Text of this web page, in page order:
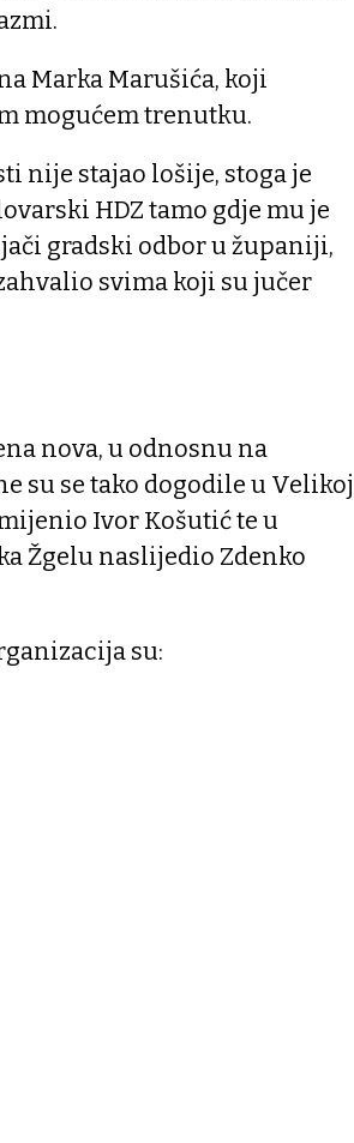
Marka Marušića, koji
mogućem trenutku.
nije stajao lošije, stoga je
HDZ tamo gdje mu je
gradski odbor u županiji,
svima koji su jučer
nova, u odnosnu na
su se tako dogodile u Velikoj
Ivor Košutić te u
Žgelu naslijedio Zdenko
su: